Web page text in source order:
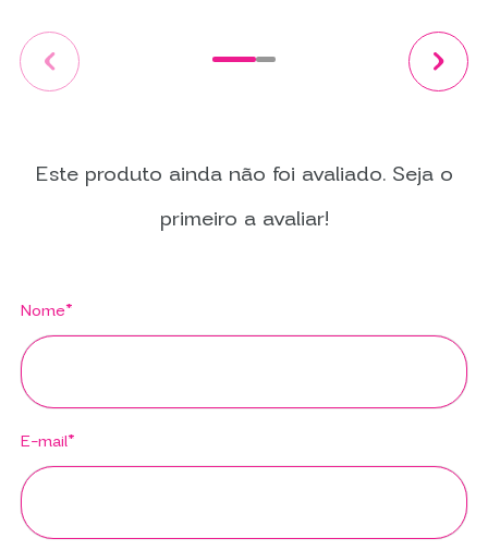
Este produto ainda não foi avaliado. Seja o
primeiro a avaliar!
Nome*
E-mail*